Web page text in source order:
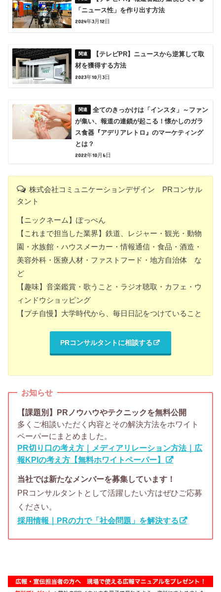
「ニュース性」を作り出す方法
2024年3月12日
【テレビPR】ニュースから逆算して取
材を獲得する方法
2023年10月3日
全てのきっかけは「インスタ」～ファン
が集い、報道の連鎖が起こる！懐かしのガラ
ス食器『アデリアレトロ』のマーケティング
とは？
2022年10月6日
株式会社コミュニケーションデザイン PRコンサル
タント
【ニックネーム】ぽっぺん
【これまで担当した業界】鉄道、レジャー・観光・動物
園・水族館・ハウスメーカー・情報通信・食品・酒造・
美容外科・医療人材・ファストフード・地方自治体 な
ど
【趣味】音楽鑑賞・歌うこと・ラジオ聴取・カフェ・ウ
ィンドウショッピング
【プチ自慢】大学時代から、毎日日記をつけていること
PRコンサルタントに相談する
お知らせ
【課題別】PRノウハウやテクニックを無料公開
多くご相談いただく内容とその解決方法をホワイト
ペーパーにまとめました。
PR切り口の考え方｜メディアリレーション方法｜広
報KPIの考え方【無料ホワイトペーパー】
当社では新たなメンバーを募集しています！
PRコンサルタントとして活躍したい方はぜひご応募
ください。
採用情報｜PRの力で「社会問題」を解決する